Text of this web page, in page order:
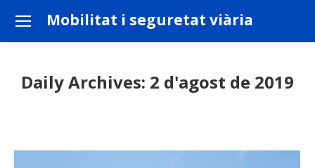
Mobilitat i seguretat viària
Daily Archives: 2 d'agost de 2019